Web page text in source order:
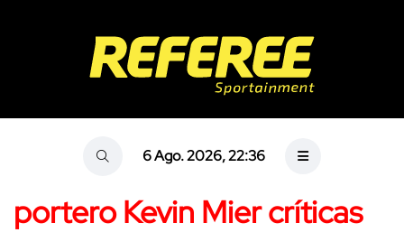
6 Ago. 2026, 22:36
portero Kevin Mier críticas